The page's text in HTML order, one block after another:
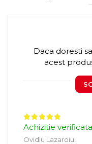
Daca doresti
acest
Achizitie verificata
Ovidiu Lazaroiu,